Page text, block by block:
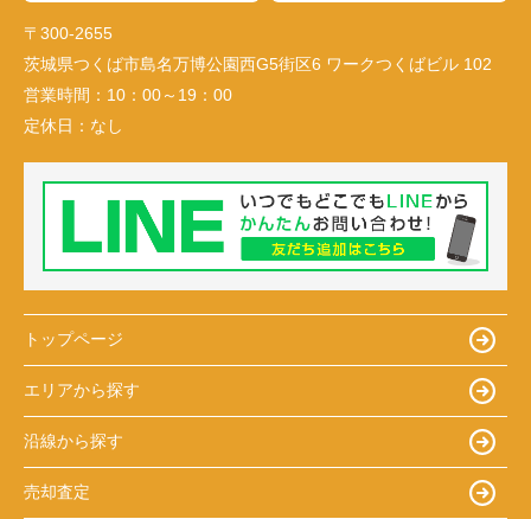
〒300-2655
茨城県つくば市島名万博公園西G5街区6 ワークつくばビル 102
営業時間： 10：00～19：00
定休日： なし
トップページ
エリアから探す
沿線から探す
売却査定